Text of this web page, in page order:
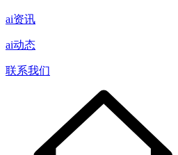
ai资讯
ai动态
联系我们